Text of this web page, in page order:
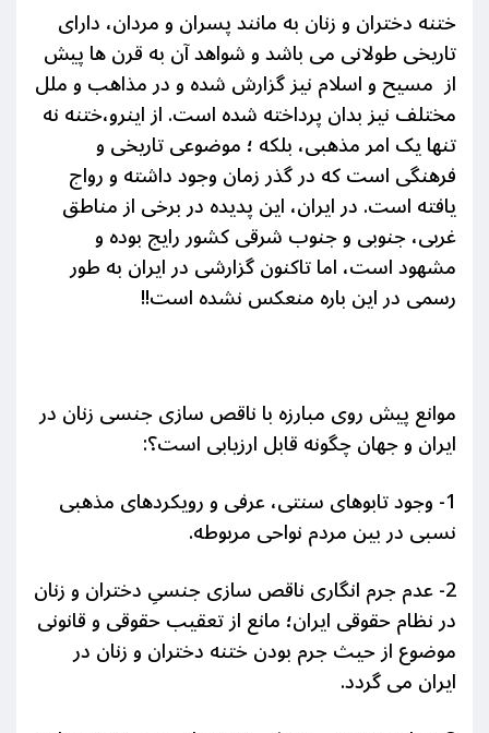
ختنهدختران و زنان به مانند پسران و مردان، دارای
تاریخی طولانی می باشد و شواهد آن به قرن ها پیش
از مسیح و اسلام نیز گزارش شده و در مذاهب و ملل
مختلف نیز بدان پرداخته شده است. از اینرو،ختنه نه
تنها یک امر مذهبی، بلکه ؛ موضوعی تاریخی و
فرهنگی است که در گذر زمان وجود داشته و رواج
یافته است. در ایران، این پدیده در برخی از مناطق
غربی، جنوبی و جنوب شرقی کشور رایج بوده و
مشهود است، اما تاکنون گزارشی در ایران به طور
رسمی در این باره منعکس نشده است!!
موانع پیش روی مبارزه با ناقص سازی جنسی زنان در
ایران و جهان چگونه قابل ارزیابی است؟:
1- وجود تابوهای سنتی، عرفی و رویکردهای مذهبی
نسبی در بین مردم نواحی مربوطه.
2- عدم جرم انگاری ناقص سازی جنسیِ دختران و زنان
در نظام حقوقی ایران؛ مانع از تعقیب حقوقی و قانونی
موضوع از حیث جرم بودن ختنه دختران و زنان در
ایران می گردد.